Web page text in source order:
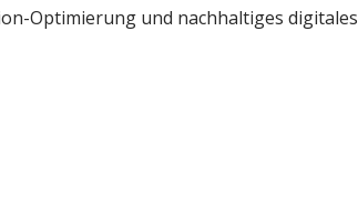
Optimierung und nachhaltiges digitales